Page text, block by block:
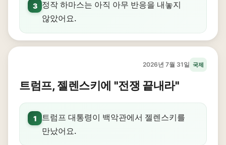
3
정작 하마스는 아직 아무 반응을 내놓지
않았어요.
2026년 7월 31일 국제
트럼프, 젤렌스키에 "전쟁 끝내라"
1
트럼프 대통령이 백악관에서 젤렌스키를
만났어요.